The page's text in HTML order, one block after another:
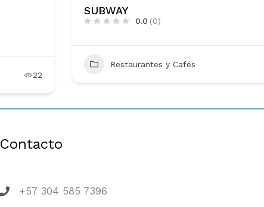
22
SUBWAY
0.0 (0)
Restaurantes y Cafés
Contacto
+57 304 585 7396